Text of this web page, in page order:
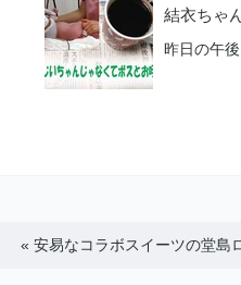
結衣ちゃ
昨日の午
«安易なコラボスイーツの堂島